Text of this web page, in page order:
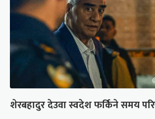
शेरबहादुर देउवा स्वदेश फर्किने समय